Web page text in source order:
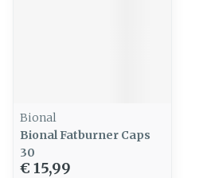
Bional
Bional Fatburner Caps
30
€ 15,99